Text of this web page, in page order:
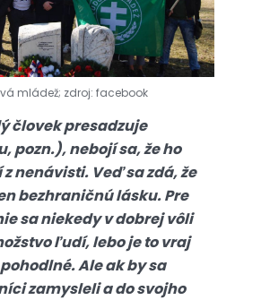
mládež; zdroj: facebook
človek presadzuje
pozn.), nebojí sa, že ho
nenávisti. Veď sa zdá, že
bezhraničnú lásku. Pre
sa niekedy v dobrej vôli
ľudí, lebo je to vraj
Ale ak by sa
zamysleli a do svojho